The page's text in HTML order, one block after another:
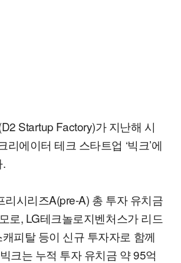
Startup Factory)가 지난해 시
리에이터 테크 스타트업 ‘빅크’에
리시리즈A(pre-A) 총 투자 유치금
로, LG테크놀로지벤처스가 리드
피탈 등이 신규 투자자로 함께
크는 누적 투자 유치금 약 95억